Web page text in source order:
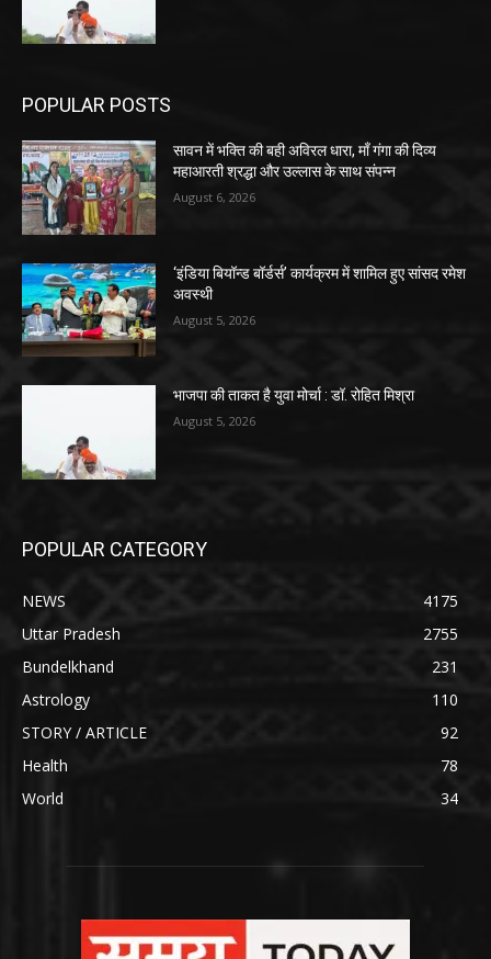
POPULAR POSTS
सावन में भक्ति की बही अविरल धारा, माँ गंगा की दिव्य
महाआरती श्रद्धा और उल्लास के साथ संपन्न
August 6, 2026
‘इंडिया बियॉन्ड बॉर्डर्स’ कार्यक्रम में शामिल हुए सांसद रमेश
अवस्थी
August 5, 2026
भाजपा की ताकत है युवा मोर्चा : डॉ. रोहित मिश्रा
August 5, 2026
POPULAR CATEGORY
NEWS
4175
Uttar Pradesh
2755
Bundelkhand
231
Astrology
110
STORY / ARTICLE
92
Health
78
World
34